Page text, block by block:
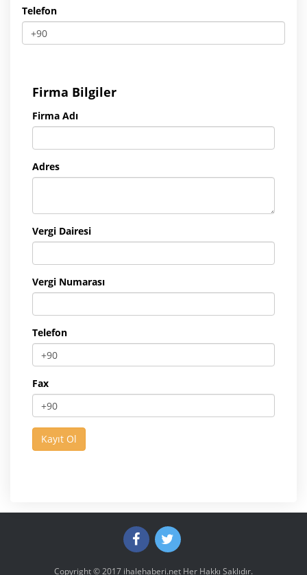
Telefon
Firma Bilgiler
Firma Adı
Adres
Vergi Dairesi
Vergi Numarası
Telefon
Fax
Copyright © 2017 ihalehaberi.net Her Hakkı Saklıdır.